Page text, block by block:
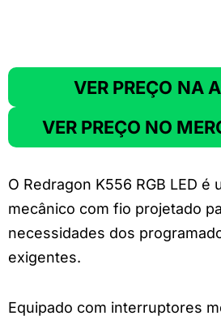
VER PREÇO NA
VER PREÇO NO
O Redragon K556 RGB LED é
mecânico com fio projetado
necessidades dos
exigentes.
Equipado com interruptores